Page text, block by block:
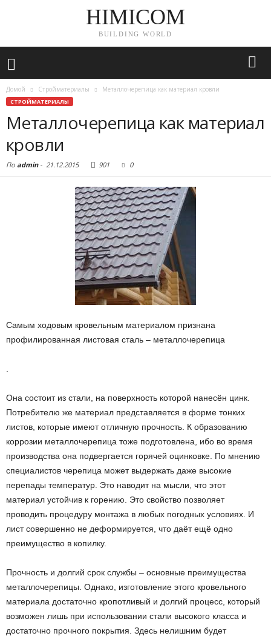
HIMICOM
BUILDING WORLD
Домой Стройматериалы Металлочерепица как материал кровли
СТРОЙМАТЕРИАЛЫ
Металлочерепица как материал
кровли
По admin- 21.12.2015 901 0
Самым ходовым кровельным материалом признана
профилированная листовая сталь – металлочерепица
Она состоит из стали, на поверхность которой нанесён цинк.
Потребителю же материал представляется в форме тонких
листов, которые имеют отличную прочность. К образованию
коррозии металлочерепица тоже подготовлена, ибо во время
производства она подвергается горячей оцинковке. По мнению
специалистов черепица может выдержать даже высокие
перепады температур. Это наводит на мысли, что этот
материал устойчив к горению. Это свойство позволяет
проводить процедуру монтажа в любых погодных условиях. И
лист совершенно не деформируется, что даёт ещё одно
преимущество в копилку.
Прочность и долгий срок службы – основные преимущества
металлочерепицы. Однако, изготовление этого кровельного
материала достаточно кропотливый и долгий процесс, который
возможен лишь при использовании стали высокого класса и
достаточно прочного покрытия. Здесь нелишним будет